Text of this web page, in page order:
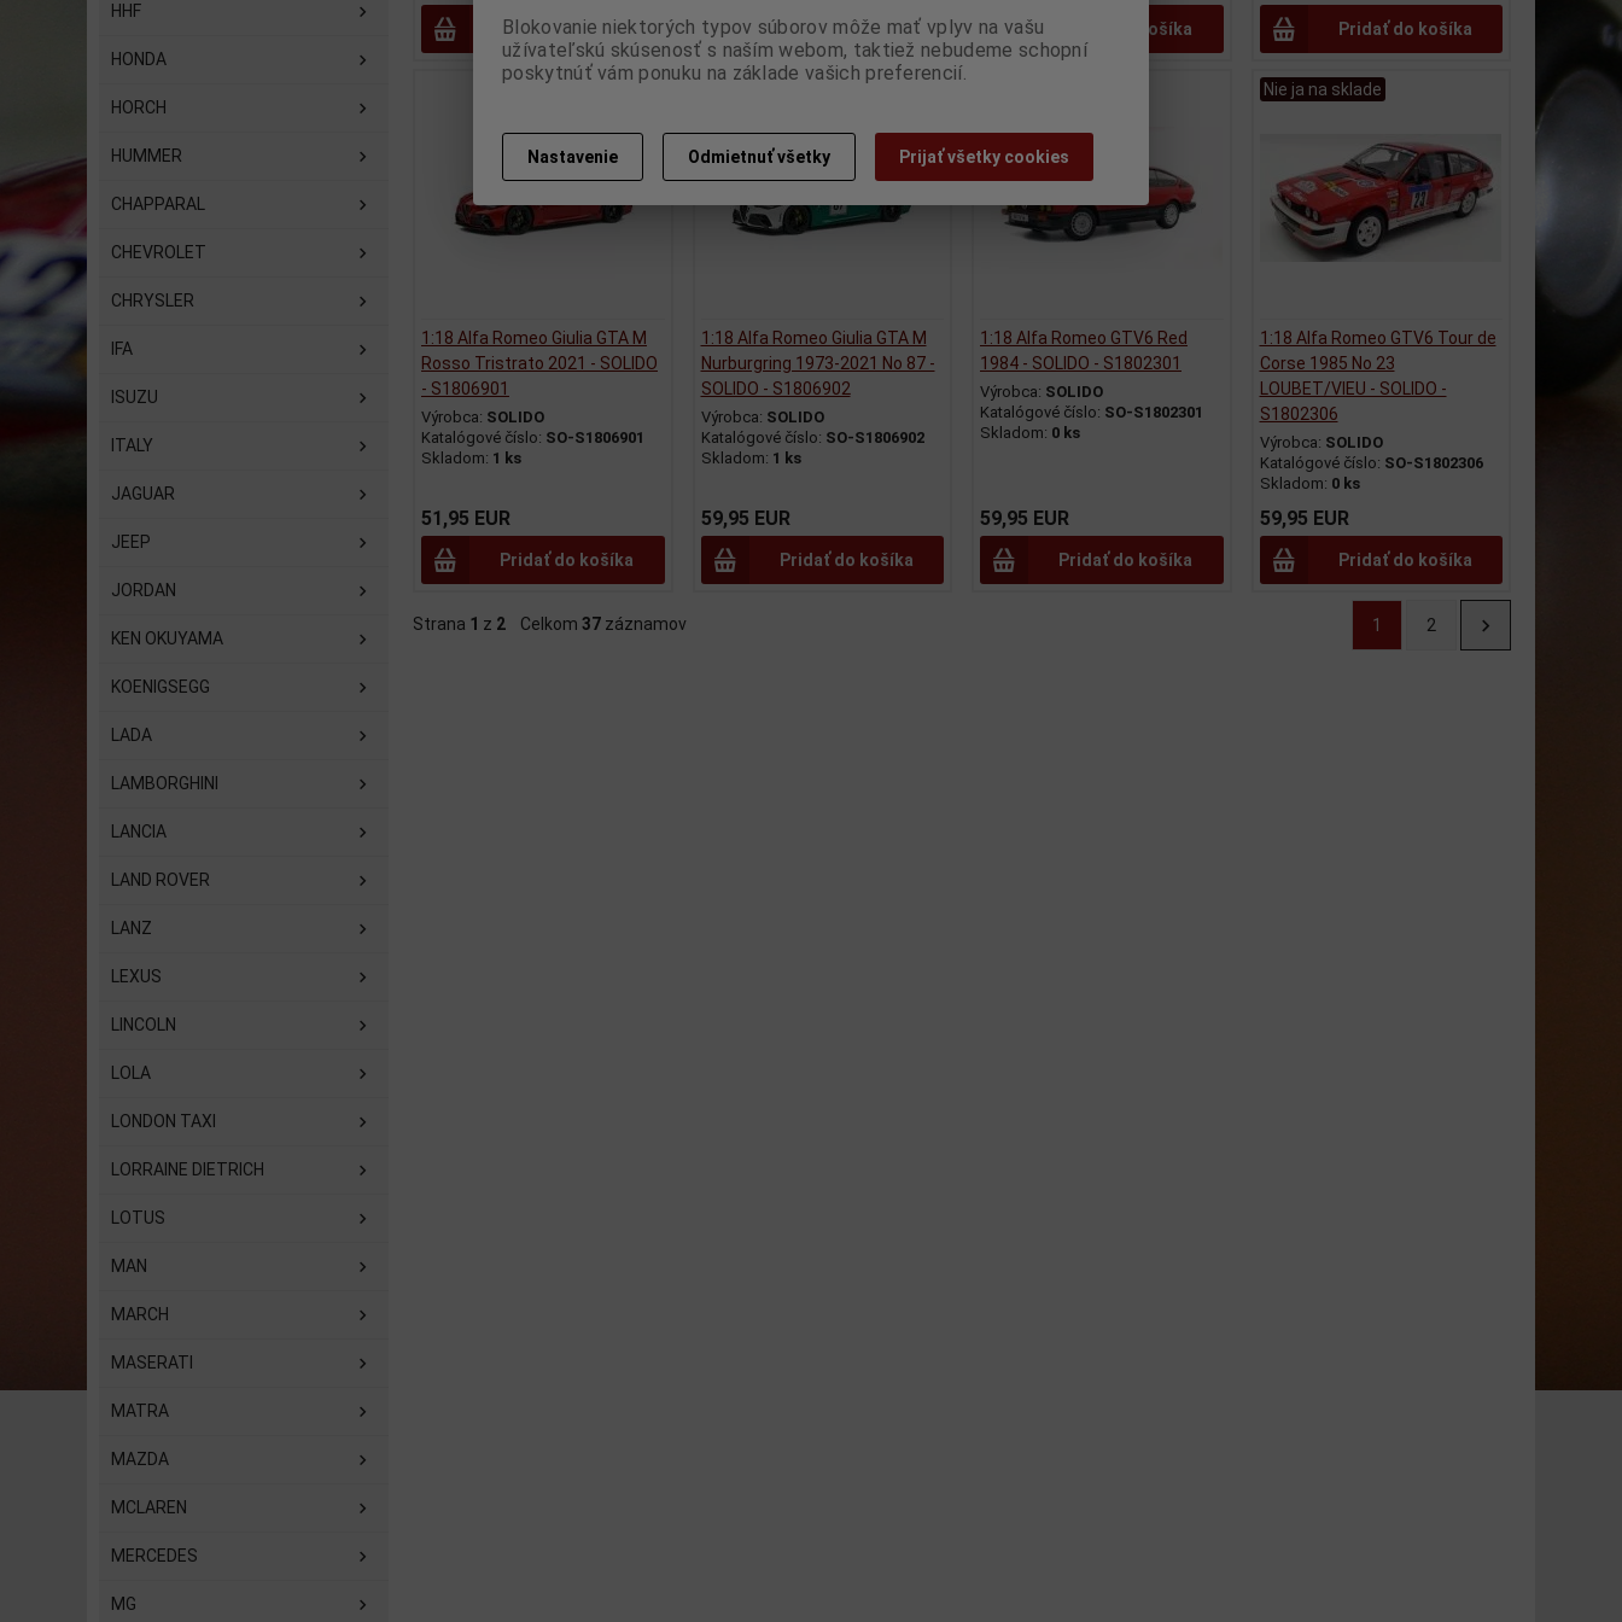
HHF
HONDA
HORCH
HUMMER
CHAPPARAL
CHEVROLET
CHRYSLER
IFA
ISUZU
ITALY
JAGUAR
JEEP
JORDAN
KEN OKUYAMA
KOENIGSEGG
LADA
LAMBORGHINI
LANCIA
LAND ROVER
LANZ
LEXUS
LINCOLN
LOLA
LONDON TAXI
LORRAINE DIETRICH
LOTUS
MAN
MARCH
MASERATI
MATRA
MAZDA
MCLAREN
MERCEDES
MG
Pridať do košíka Pridať do košíka Pridať do košíka Pridať do košíka
1:18 Alfa Romeo Giulia GTA M
Rosso Tristrato 2021 - SOLIDO
- S1806901
Výrobca: SOLIDO
Katalógové číslo: SO-S1806901
Skladom: 1 ks
51,95 EUR
Pridať do košíka
1:18 Alfa Romeo Giulia GTA M
Nurburgring 1973-2021 No 87 -
SOLIDO - S1806902
Výrobca: SOLIDO
Katalógové číslo: SO-S1806902
Skladom: 1 ks
59,95 EUR
Pridať do košíka
1:18 Alfa Romeo GTV6 Red
1984 - SOLIDO - S1802301
Výrobca: SOLIDO
Katalógové číslo: SO-S1802301
Skladom: 0 ks
59,95 EUR
Pridať do košíka
Nie ja na sklade
1:18 Alfa Romeo GTV6 Tour de
Corse 1985 No 23
LOUBET/VIEU - SOLIDO -
S1802306
Výrobca: SOLIDO
Katalógové číslo: SO-S1802306
Skladom: 0 ks
59,95 EUR
Pridať do košíka
Strana 1 z 2 Celkom 37 záznamov 1 2
Blokovanie niektorých typov súborov môže mať vplyv na vašu
užívateľskú skúsenosť s naším webom, taktiež nebudeme schopní
poskytnúť vám ponuku na základe vašich preferencií.
Nastavenie Odmietnuť všetky Prijať všetky cookies